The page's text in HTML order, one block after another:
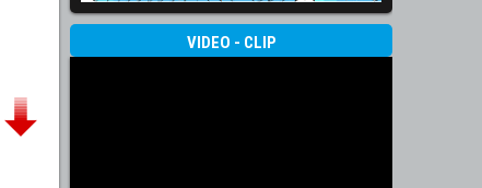
VIDEO - CLIP